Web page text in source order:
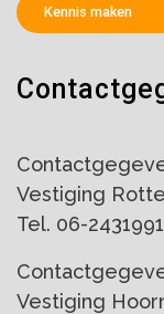
Kennis maken
Vestiging
Tel. 06-
Vestiging